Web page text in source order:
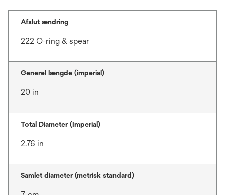
Afslut ændring
222 O-ring & spear
Generel længde (imperial)
20 in
Total Diameter (Imperial)
2.76 in
Samlet diameter (metrisk standard)